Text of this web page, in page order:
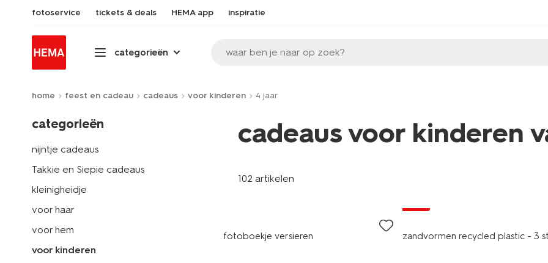
fotoservice tickets & deals HEMA app inspiratie
categorieën waar ben je naar op zoek?
home feest en cadeau cadeaus voor kinderen 4 jaar
categorieën
nijntje cadeaus
Takkie en Siepie cadeaus
kleinigheidje
voor haar
voor hem
voor kinderen
cadeaus voor kinderen
102 artikelen
fotoboekje versieren zandvormen recycled plastic - 3